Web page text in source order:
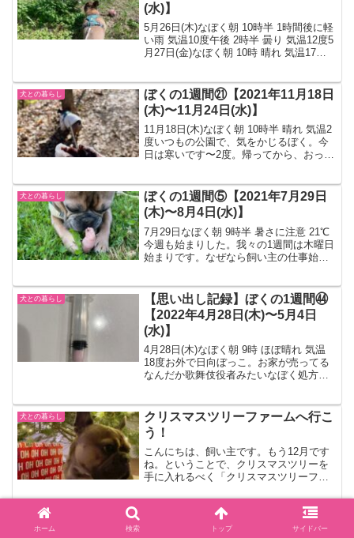
(水)】
5月26日(木)なぼく朝 10時半 1時間後に軽
い雨 気温10度午後 2時半 曇り 気温12度5
月27日(金)なぼく朝 10時 晴れ 気温17度
時半...
犬との暮らし
ぼくの1週間㉑【2021年11月18日
(木)〜11月24日(水)】
11月18日(木)なぼく朝 10時半 晴れ 気温2
度いつもの公園で、気をかじるぼく。今
日は寒いです〜2度。帰ってから、おっき
これで明日はご飯作らなくてもいいな！
掃除も洗...
犬との暮らし
ぼくの1週間⑤【2021年7月29日
(木)〜8月4日(水)】
7月29日なぼく朝 9時半 暑さに注意 21℃
今週も始まりした。我々の1週間は木曜日
始まりです。なぜなら飼い主の仕事始め
32℃暑いとあまり長いお散歩が出来ない
ので...
犬との暮らし
【思い出し記録】ぼくの1週間㊹
【2022年4月28日(木)〜5月4日
(水)】
4月28日(木)なぼく朝 9時 ほぼ晴れ 気温
18度お外で日向ぼっこ。お家が売ってる
なんだか歌舞伎役者みたいなぼく処方し
感じがします。疲れてるのかな。薬は生
おからの中に...
犬との暮らし
クリスマスツリーファームへ行こ
う！
こんにちは、飼い主です。もう12月です
ね。ということで、クリスマスツリーを
手に入れるべく「クリスマスツリーファ
て、かわいい。エフルが働いていそうで
す。クリスマスツリーファームへ行こ
う！ファームへ行く前に、ホ...
犬との暮らし
【思い出し記録】ぼくの1週間㊾
【2022年6月2日(木)〜6月8日
ホーム 検索 トップ サイドバー